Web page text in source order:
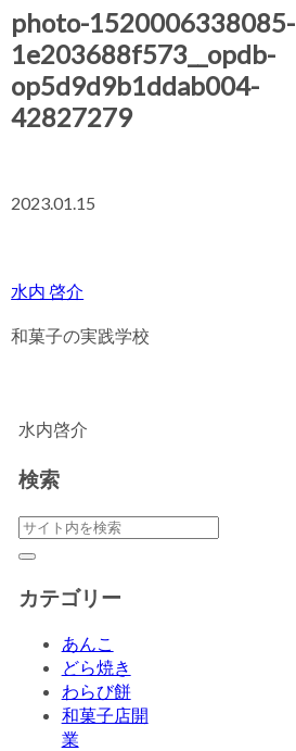
photo-1520006338085-
1e203688f573__opdb-
op5d9d9b1ddab004-
42827279
2023.01.15
水内 啓介
和菓子の実践学校
水内啓介
検索
カテゴリー
あんこ
どら焼き
わらび餅
和菓子店開
業